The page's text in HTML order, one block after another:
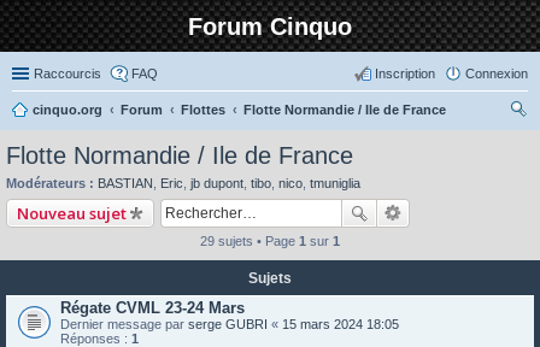
Forum Cinquo
Raccourcis FAQ Connexion
Inscription
cinquo.org Forum Flottes
Flotte Normandie / Ile de France
Flotte Normandie / Ile de France
Modérateurs : BASTIAN Eric jb dupont tibo nico tmuniglia
Nouveau sujet
29 sujets • Page 1 sur 1
Sujets
Régate CVML 23-24 Mars
Dernier message par serge GUBRI « 15 mars 2024 18:05
Réponses : 1